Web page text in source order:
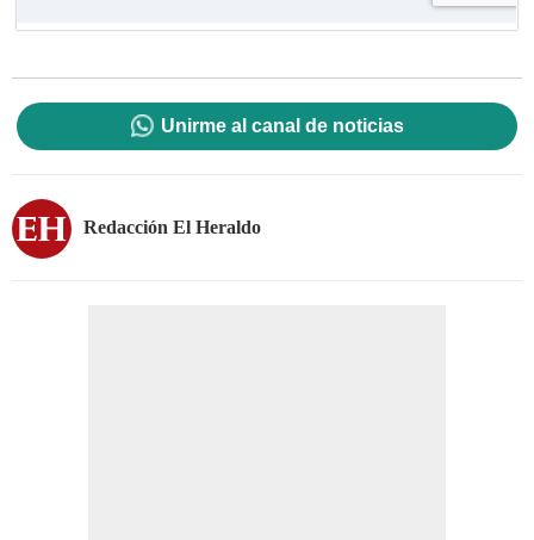
Unirme al canal de noticias
Redacción El Heraldo